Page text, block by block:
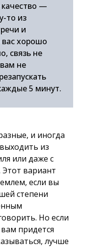
качество —
то из
и
вас хорошо
связь не
не
5 минут.
и иногда
из
или даже с
вариант
если вы
степени
Но если
придется
лучше